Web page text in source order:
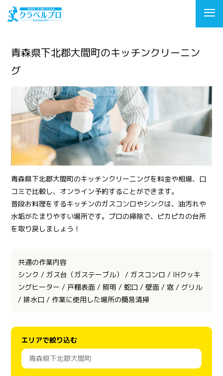
青森県下北郡大間町のキッチンクリーニン
グ
青森県下北郡大間町のキッチンクリーニングを料金や相場、口
コミで比較し、オンライン予約することができます。
普段お料理をするキッチンのガスコンロやシンクは、油汚れや
水垢がたまりやすい場所です。プロの掃除で、ピカピカの台所
を取り戻しましょう！
共通の作業内容
シンク / ガス台（ガステーブル） / ガスコンロ / IHクッキ
ングヒーター / 戸棚表面 / 照明 / 蛇口 / 壁面 / 窓 / グリル
/ 排水口 / 作業に使用した場所の簡易清掃
エリアで絞り込む